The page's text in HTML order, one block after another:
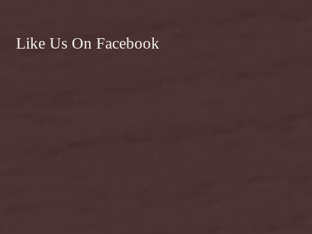
Like Us On Facebook